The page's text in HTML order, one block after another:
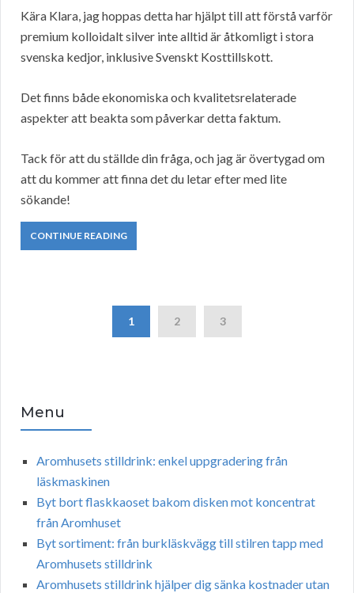
Kära Klara, jag hoppas detta har hjälpt till att förstå varför
premium kolloidalt silver inte alltid är åtkomligt i stora
svenska kedjor, inklusive Svenskt Kosttillskott.
Det finns både ekonomiska och kvalitetsrelaterade
aspekter att beakta som påverkar detta faktum.
Tack för att du ställde din fråga, och jag är övertygad om
att du kommer att finna det du letar efter med lite
sökande!
CONTINUE READING
1 2 3
Menu
Aromhusets stilldrink: enkel uppgradering från
läskmaskinen
Byt bort flaskkaoset bakom disken mot koncentrat
från Aromhuset
Byt sortiment: från burkläskvägg till stilren tapp med
Aromhusets stilldrink
Aromhusets stilldrink hjälper dig sänka kostnader utan